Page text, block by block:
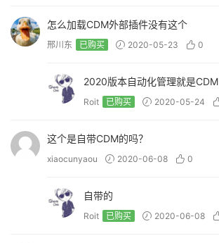
怎么加载CDM外部插件没有这个
邢川东 已购买 2020-05-23 0
2020版本自动化管理就是CDM
Roit 已购买 2020-05-24
这个是自带CDM的吗？
xiaocunyaou 2020-06-08 0
自带的
Roit 已购买 2020-06-08